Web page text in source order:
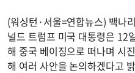
(워싱턴·서울=연합뉴스) 백나
널드 트럼프 미국 대통령은 12
해 중국 베이징으로 떠나며 시
해 여러 사안을 논의하겠다고